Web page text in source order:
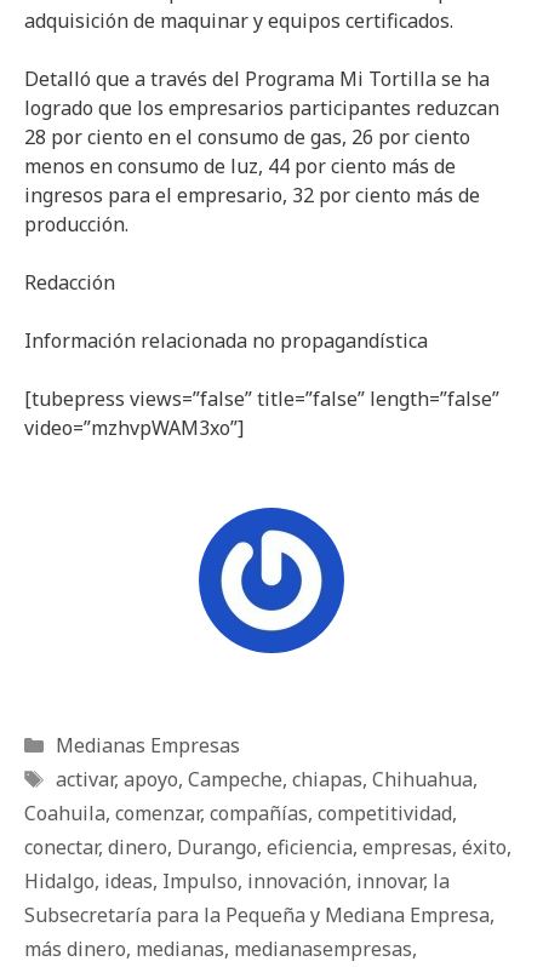
adquisición de maquinar y equipos certificados.
Detalló que a través del Programa Mi Tortilla se ha
logrado que los empresarios participantes reduzcan
28 por ciento en el consumo de gas, 26 por ciento
menos en consumo de luz, 44 por ciento más de
ingresos para el empresario, 32 por ciento más de
producción.
Redacción
Información relacionada no propagandística
[tubepress views=”false” title=”false” length=”false”
video=”mzhvpWAM3xo”]
Categorías
Medianas Empresas
Etiquetas
activar, apoyo, Campeche, chiapas, Chihuahua,
Coahuila, comenzar, compañías, competitividad,
conectar, dinero, Durango, eficiencia, empresas, éxito,
Hidalgo, ideas, Impulso, innovación, innovar, la
Subsecretaría para la Pequeña y Mediana Empresa,
más dinero, medianas, medianasempresas,